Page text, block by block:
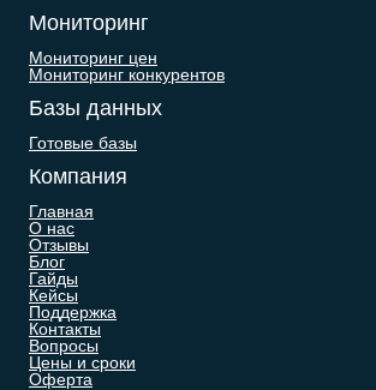
Мониторинг
Мониторинг цен
Мониторинг конкурентов
Базы данных
Готовые базы
Компания
Главная
О нас
Отзывы
Блог
Гайды
Кейсы
Поддержка
Контакты
Вопросы
Цены и сроки
Оферта